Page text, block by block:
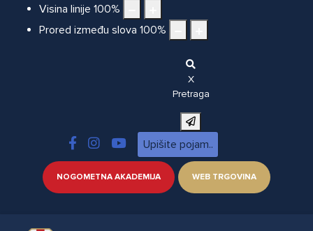
Visina linije 100%
Prored između slova 100%
X
Pretraga
NOGOMETNA AKADEMIJA WEB TRGOVINA